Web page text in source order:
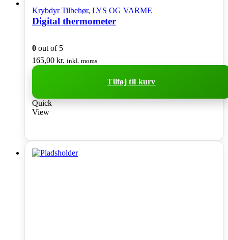
Krybdyr Tilbehør, LYS OG VARME
Digital thermometer
0 out of 5
165,00 kr. inkl. moms
Tilføj til kurv
Quick
View